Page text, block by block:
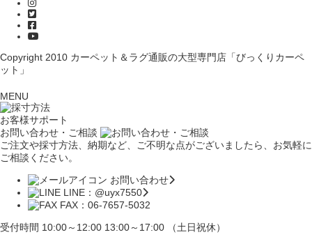
Copyright 2010 カーペット＆ラグ通販の大型専門店「びっくりカーペ
ット」
MENU
お客様サポート
お問い合わせ・ご相談
ご注文や採寸方法、納期など、ご不明な点がございましたら、お気軽に
ご相談ください。
お問い合わせ
LINE：@uyx7550
FAX：06-7657-5032
受付時間 10:00～12:00 13:00～17:00 （土日祝休）